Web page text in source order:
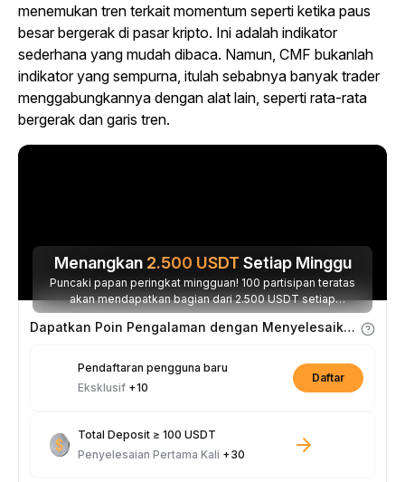
menemukan tren terkait momentum seperti ketika paus
besar bergerak di pasar kripto. Ini adalah indikator
sederhana yang mudah dibaca. Namun, CMF bukanlah
indikator yang sempurna, itulah sebabnya banyak trader
menggabungkannya dengan alat lain, seperti rata-rata
bergerak dan garis tren.
Menangkan 2.500 USDT Setiap Minggu
Puncaki papan peringkat mingguan! 100 partisipan teratas
akan mendapatkan bagian dari 2.500 USDT setiap
minggunya.
Dapatkan Poin Pengalaman dengan Menyelesaikan Tugas
Pendaftaran pengguna baru
Eksklusif +10
Daftar
Total Deposit ≥ 100 USDT
Penyelesaian Pertama Kali +30